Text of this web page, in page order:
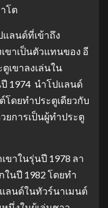
โต
ลนด์ที่เข้าถึง
ขาเป็นตัวแทนของ อี
ตูเขาลงเล่นใน
1974 นําโปแลนด์
ดยทําประตูเดียวกับ
ยการเป็นผู้ทําประตู
าในรุ่นปี 1978 ลา
นปี 1982 โดยทํา
ลนด์ในทัวร์นาเมนต์